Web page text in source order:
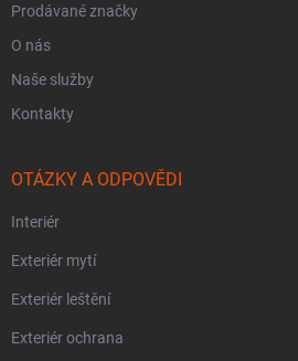
Prodávané značky
O nás
Naše služby
Kontakty
OTÁZKY A ODPOVĚDI
Interiér
Exteriér mytí
Exteriér leštění
Exteriér ochrana